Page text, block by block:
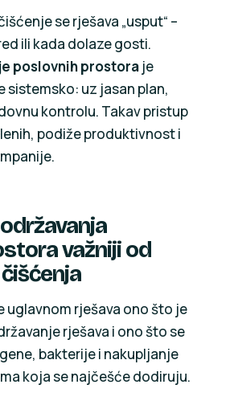
se rješava „usput“ –
ili kada dolaze gosti.
poslovnih prostora je
sistemsko: uz jasan plan,
kontrolu. Takav pristup
podiže produktivnost i
važniji od
uglavnom rješava ono što je
rješava i ono što se
bakterije i nakupljanje
koja se najčešće dodiruju.